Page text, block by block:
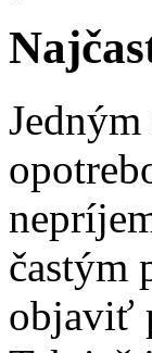
častým
objaviť